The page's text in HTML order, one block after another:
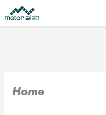
al
contenuto
Home